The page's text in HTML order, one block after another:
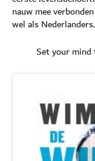
nauw mee
wel als Nederlanders.
Set your